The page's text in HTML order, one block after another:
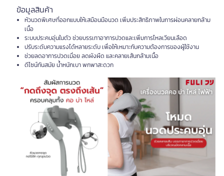
ข้อมูลสินค้า
หัวนวดพิเศษที่ออกแบบให้เสมือนมือนวด เพิ่มประสิทธิภาพในการผ่อนคลายกล้าม
เนื้อ
ระบบประคบอุ่นในตัว ช่วยบรรเทาอาการปวดและเพิ่มการไหลเวียนเลือด
ปรับระดับความแรงได้หลายระดับ เพื่อให้เหมาะกับความต้องการของผู้ใช้งาน
ช่วยลดอาการปวดเมื่อย ลดผังผืด และคลายเส้นกล้ามเนื้อ
ดีไซน์ทันสมัย น้ำหนักเบา พกพาสะดวก